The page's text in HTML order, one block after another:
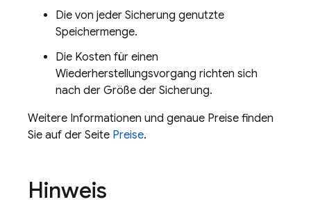
Die von jeder Sicherung genutzte
Speichermenge.
Die Kosten für einen
Wiederherstellungsvorgang richten sich
nach der Größe der Sicherung.
Weitere Informationen und genaue Preise finden
Sie auf der Seite Preise.
Hinweis